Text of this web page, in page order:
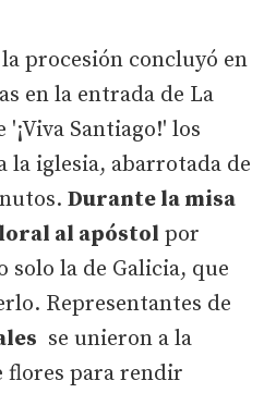
procesión concluyó en
en la entrada de La
Santiago!' los
la iglesia, abarrotada de
Durante la misa
al apóstol por
solo la de Galicia, que
Representantes de
se unieron a la
flores para rendir